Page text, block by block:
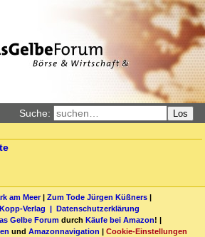
Suche: Los
am Meer| Zum Tode Jürgen Küßners |
Verlag | Datenschutzerklärung
Gelbe Forum durch Käufe bei Amazon! |
und Amazonnavigation | Cookie-Einstellungen